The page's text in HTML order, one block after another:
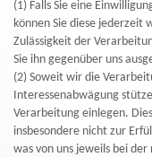
(1) Falls Sie eine
können Sie diese jederzeit
Zulässigkeit der
Sie ihn gegenüber uns
(2) Soweit wir die
Interessenabwägung
Verarbeitung einlegen.
insbesondere nicht zur
was von uns jeweils bei